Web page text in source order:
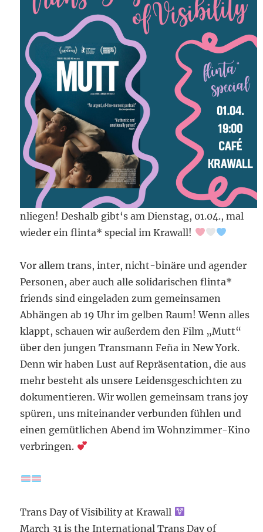
nliegen! Deshalb gibt‘s am Dienstag, 01.04., mal
wieder ein flinta* special im Krawall!
Vor allem trans, inter, nicht-binäre und agender
Personen, aber auch alle solidarischen flinta*
friends sind eingeladen zum gemeinsamen
Abhängen ab 19 Uhr im gelben Raum! Wenn alles
klappt, schauen wir außerdem den Film „Mutt“
über den jungen Transmann Feña in New York.
Denn wir haben Lust auf Repräsentation, die aus
mehr besteht als unsere Leidensgeschichten zu
dokumentieren. Wir wollen gemeinsam trans joy
spüren, uns miteinander verbunden fühlen und
einen gemütlichen Abend im Wohnzimmer-Kino
verbringen.
Trans Day of Visibility at Krawall
March 31 is the International Trans Day of